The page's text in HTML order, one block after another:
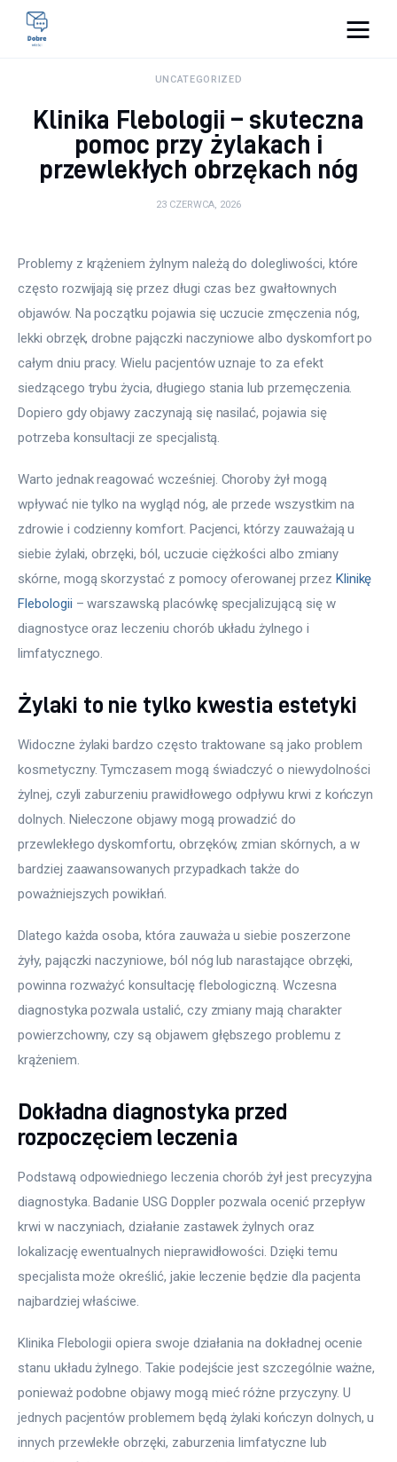
Lifestyle
Kunchnia i kulinaria
Więcej
UNCATEGORIZED
Klinika Flebologii – skuteczna
pomoc przy żylakach i
przewlekłych obrzękach nóg
23 CZERWCA, 2026
Problemy z krążeniem żylnym należą do dolegliwości, które
często rozwijają się przez długi czas bez gwałtownych
objawów. Na początku pojawia się uczucie zmęczenia nóg,
lekki obrzęk, drobne pajączki naczyniowe albo dyskomfort po
całym dniu pracy. Wielu pacjentów uznaje to za efekt
siedzącego trybu życia, długiego stania lub przemęczenia.
Dopiero gdy objawy zaczynają się nasilać, pojawia się
potrzeba konsultacji ze specjalistą.
Warto jednak reagować wcześniej. Choroby żył mogą
wpływać nie tylko na wygląd nóg, ale przede wszystkim na
zdrowie i codzienny komfort. Pacjenci, którzy zauważają u
siebie żylaki, obrzęki, ból, uczucie ciężkości albo zmiany
skórne, mogą skorzystać z pomocy oferowanej przez Klinikę
Flebologii – warszawską placówkę specjalizującą się w
diagnostyce oraz leczeniu chorób układu żylnego i
limfatycznego.
Żylaki to nie tylko kwestia estetyki
Widoczne żylaki bardzo często traktowane są jako problem
kosmetyczny. Tymczasem mogą świadczyć o niewydolności
żylnej, czyli zaburzeniu prawidłowego odpływu krwi z kończyn
dolnych. Nieleczone objawy mogą prowadzić do
przewlekłego dyskomfortu, obrzęków, zmian skórnych, a w
bardziej zaawansowanych przypadkach także do
poważniejszych powikłań.
Dlatego każda osoba, która zauważa u siebie poszerzone
żyły, pajączki naczyniowe, ból nóg lub narastające obrzęki,
powinna rozważyć konsultację flebologiczną. Wczesna
diagnostyka pozwala ustalić, czy zmiany mają charakter
powierzchowny, czy są objawem głębszego problemu z
krążeniem.
Dokładna diagnostyka przed
rozpoczęciem leczenia
Podstawą odpowiedniego leczenia chorób żył jest precyzyjna
diagnostyka. Badanie USG Doppler pozwala ocenić przepływ
krwi w naczyniach, działanie zastawek żylnych oraz
lokalizację ewentualnych nieprawidłowości. Dzięki temu
specjalista może określić, jakie leczenie będzie dla pacjenta
najbardziej właściwe.
Klinika Flebologii opiera swoje działania na dokładnej ocenie
stanu układu żylnego. Takie podejście jest szczególnie ważne,
ponieważ podobne objawy mogą mieć różne przyczyny. U
jednych pacjentów problemem będą żylaki kończyn dolnych, u
innych przewlekłe obrzęki, zaburzenia limfatyczne lub